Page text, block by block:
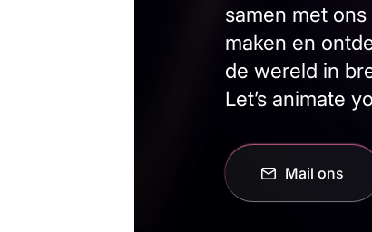
samen met
maken en
de wereld in
Let’s animate
Mail ons